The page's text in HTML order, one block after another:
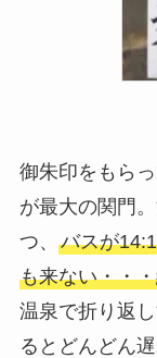
御朱印をもら
が最大の関門
つ、 バスが
も来ない・・
温泉で折り返
るとどんどん